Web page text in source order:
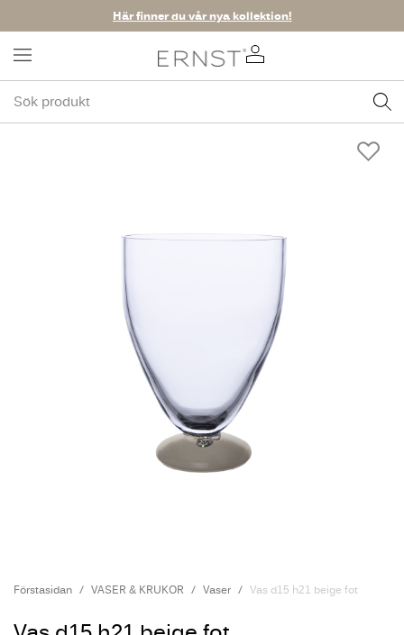
Här finner du vår nya kollektion!
Förstasidan VASER & KRUKOR Vaser Vas d15 h21 beige fot